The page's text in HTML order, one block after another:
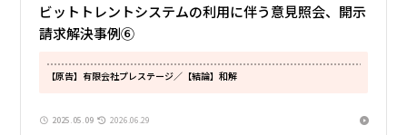
ビットトレントシステムの利用に伴う意見照会、開示
請求解決事例⑥
【原告】有限会社プレステージ／【結論】和解
2025.05.09 2026.06.29